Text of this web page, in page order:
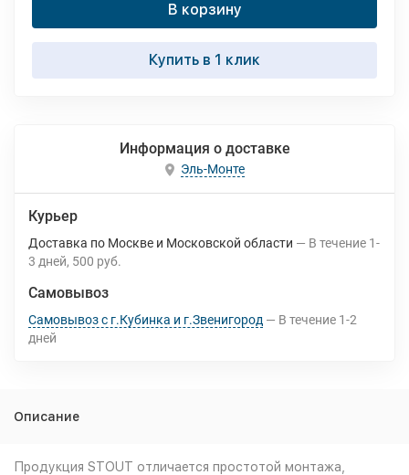
В корзину
Купить в 1 клик
Информация о доставке
Эль-Монте
Курьер
Доставка по Москве и Московской области В течение 1-
3 дней 500 руб.
Самовывоз
Самовывоз с г.Кубинка и г.Звенигород В течение 1-2
дней
Описание
Продукция STOUT отличается простотой монтажа,